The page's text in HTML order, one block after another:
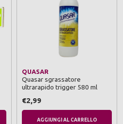
QUASAR
Quasar sgrassatore
ultrarapido trigger 580 ml
€2,99
AGGIUNGI AL CARRELLO